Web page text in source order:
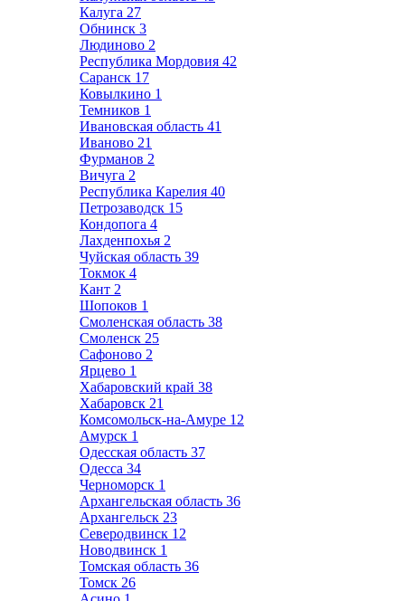
Калуга 27
Обнинск 3
Людиново 2
Республика Мордовия 42
Саранск 17
Ковылкино 1
Темников 1
Ивановская область 41
Иваново 21
Фурманов 2
Вичуга 2
Республика Карелия 40
Петрозаводск 15
Кондопога 4
Лахденпохья 2
Чуйская область 39
Токмок 4
Кант 2
Шопоков 1
Смоленская область 38
Смоленск 25
Сафоново 2
Ярцево 1
Хабаровский край 38
Хабаровск 21
Комсомольск-на-Амуре 12
Амурск 1
Одесская область 37
Одесса 34
Черноморск 1
Архангельская область 36
Архангельск 23
Северодвинск 12
Новодвинск 1
Томская область 36
Томск 26